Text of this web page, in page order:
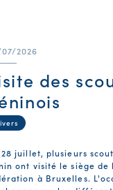
2026
des
28 juillet, plusieurs
ont visité le siège de
à Bruxelles.